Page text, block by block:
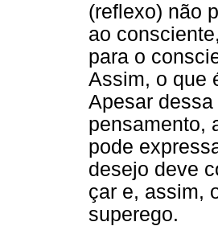
(reflexo) não
ao
para o
Assim, o que
Apesar
pensamento,
pode
desejo deve
çar e, assim,
superego.